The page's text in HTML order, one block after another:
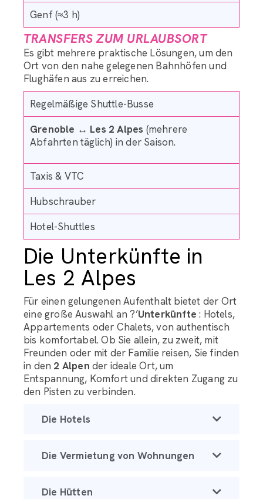
Genf (≈3 h)
TRANSFERS ZUM URLAUBSORT
Es gibt mehrere praktische Lösungen, um den
Ort von den nahe gelegenen Bahnhöfen und
Flughäfen aus zu erreichen.
Regelmäßige Shuttle-Busse
Grenoble ↔ Les 2 Alpes (mehrere
Abfahrten täglich) in der Saison.
Taxis & VTC
Hubschrauber
Hotel-Shuttles
Die Unterkünfte in
Les 2 Alpes
Für einen gelungenen Aufenthalt bietet der Ort
eine große Auswahl an ?’Unterkünfte : Hotels,
Appartements oder Chalets, von authentisch
bis komfortabel. Ob Sie allein, zu zweit, mit
Freunden oder mit der Familie reisen, Sie finden
in den 2 Alpen der ideale Ort, um
Entspannung, Komfort und direkten Zugang zu
den Pisten zu verbinden.
Die Hotels
Die Vermietung von Wohnungen
Die Hütten